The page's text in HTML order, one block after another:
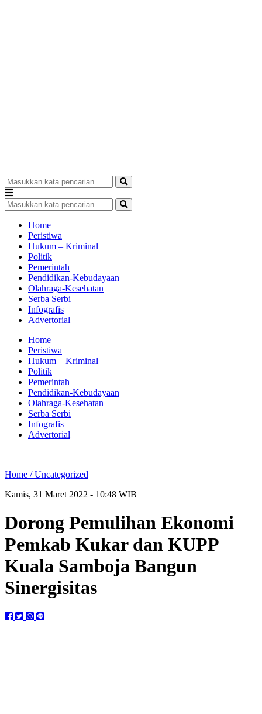
Home
Peristiwa
Hukum – Kriminal
Politik
Pemerintah
Pendidikan-Kebudayaan
Olahraga-Kesehatan
Serba Serbi
Infografis
Advertorial
Home
Peristiwa
Hukum – Kriminal
Politik
Pemerintah
Pendidikan-Kebudayaan
Olahraga-Kesehatan
Serba Serbi
Infografis
Advertorial
Home /Uncategorized
Kamis, 31 Maret 2022 - 10:48 WIB
Dorong Pemulihan Ekonomi
Pemkab Kukar dan KUPP
Kuala Samboja Bangun
Sinergisitas